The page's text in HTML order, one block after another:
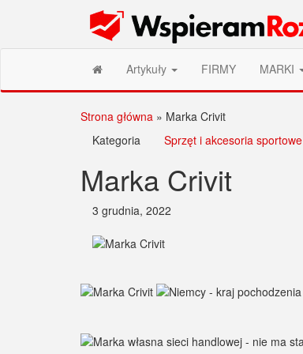
Wspieram Rozwój PL
Artykuły FIRMY MARKI
Strona główna » Marka Crivit
Kategoria
Sprzęt i akcesoria sportowe
Marka Crivit
3 grudnia, 2022